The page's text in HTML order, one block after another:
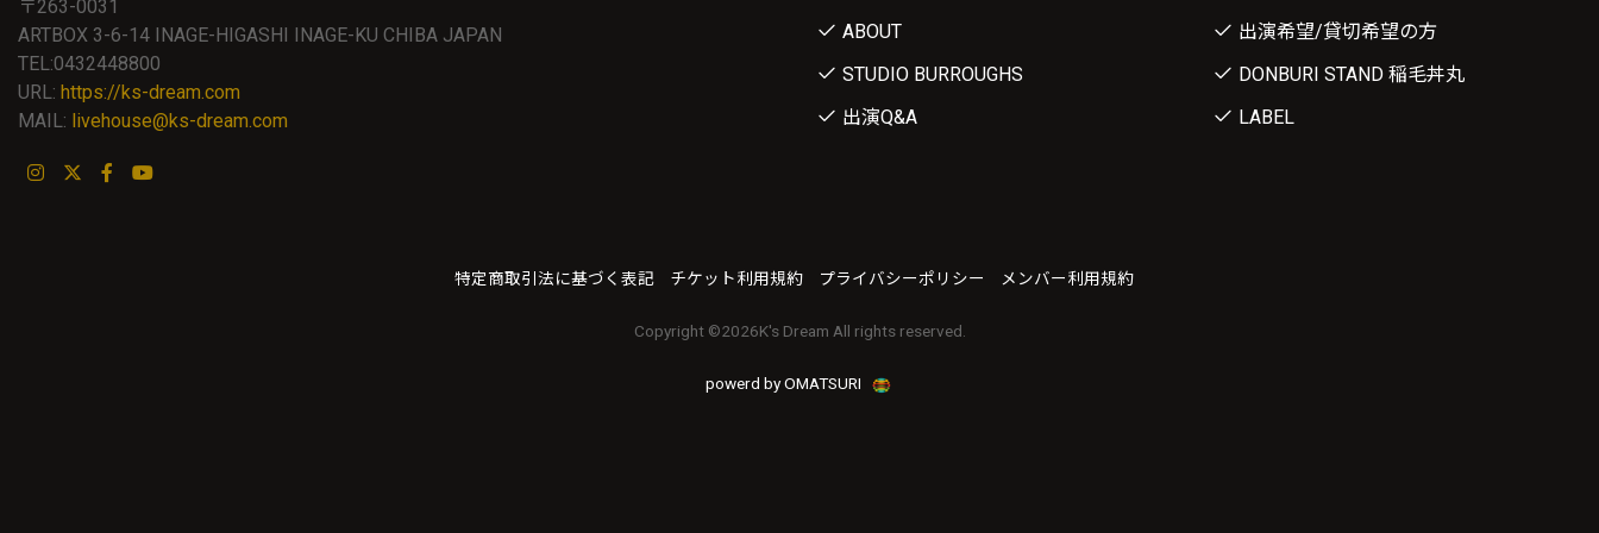
〒263-0031
ARTBOX 3-6-14 INAGE-HIGASHI INAGE-KU CHIBA JAPAN
TEL:0432448800
URL: https://ks-dream.com
MAIL: livehouse@ks-dream.com
ABOUT
出演希望/貸切希望の方
STUDIO BURROUGHS
DONBURI STAND 稲毛丼丸
出演Q&A
LABEL
特定商取引法に基づく表記 チケット利用規約 プライバシーポリシー メンバー利用規約
Copyright ©2026K's Dream All rights reserved.
powerd by OMATSURI